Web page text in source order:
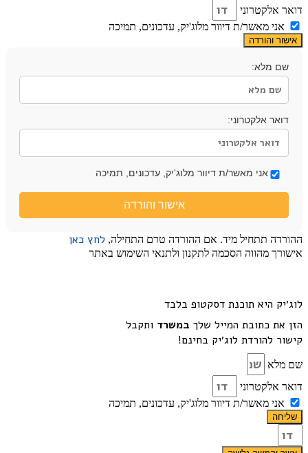
דואר אלקטרוני
אני מאשר/ת דיוור מלוג'יק, עדכונים, תמיכה
אישור והורדה
שם מלא:
דואר אלקטרוני:
אני מאשר/ת דיוור מלוג'יק, עדכונים, תמיכה
אישור והורדה
ההורדה תתחיל מיד. אם ההורדה טרם התחילה, לחץ כאן
אישורך מהווה הסכמה לתקנון ולתנאי השימוש באתר
לוג׳יק היא תוכנת דסקטופ בלבד
הזן את כתובת המייל שלך במשרד ותקבל
קישור להורדת לוג׳יק בחינם!
שם מלא
דואר אלקטרוני
אני מאשר/ת דיוור מלוג'יק, עדכונים, תמיכה
שליחה